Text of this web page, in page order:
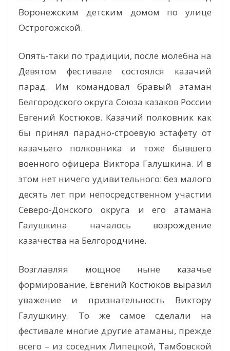
Воронежским детским домом по улице
Острогожской.
Опять-таки по традиции, после молебна на
Девятом фестивале состоялся казачий
парад. Им командовал бравый атаман
Белгородского округа Союза казаков России
Евгений Костюков. Казачий полковник как
бы принял парадно-строевую эстафету от
казачьего полковника и тоже бывшего
военного офицера Виктора Галушкина. И в
этом нет ничего удивительного: без малого
десять лет при непосредственном участии
Северо-Донского округа и его атамана
Галушкина началось возрождение
казачества на Белгородчине.
Возглавляя мощное ныне казачье
формирование, Евгений Костюков выразил
уважение и признательность Виктору
Галушкину. То же самое сделали на
фестивале многие другие атаманы, прежде
всего – из соседних Липецкой, Тамбовской